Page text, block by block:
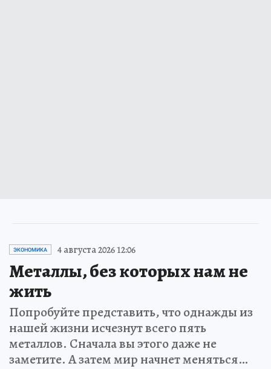
ЭКОНОМИКА 4 августа 2026 12:06
Металлы, без которых нам не
жить
Попробуйте представить, что однажды из
нашей жизни исчезнут всего пять
металлов. Сначала вы этого даже не
заметите. А затем мир начнет меняться…